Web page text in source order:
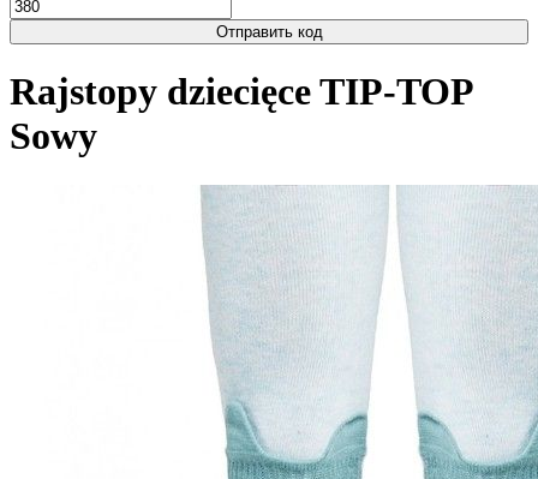
Отправить код
Rajstopy dziecięce TIP-TOP
Sowy